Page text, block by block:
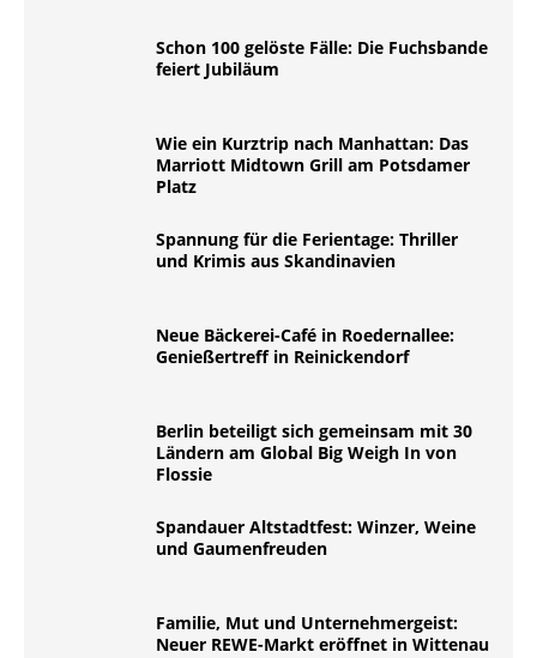
Schon 100 gelöste Fälle: Die Fuchsbande
feiert Jubiläum
Wie ein Kurztrip nach Manhattan: Das
Marriott Midtown Grill am Potsdamer
Platz
Spannung für die Ferientage: Thriller
und Krimis aus Skandinavien
Neue Bäckerei-Café in Roedernallee:
Genießertreff in Reinickendorf
Berlin beteiligt sich gemeinsam mit 30
Ländern am Global Big Weigh In von
Flossie
Spandauer Altstadtfest: Winzer, Weine
und Gaumenfreuden
Familie, Mut und Unternehmergeist:
Neuer REWE-Markt eröffnet in Wittenau